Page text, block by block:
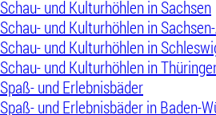
Schau- und Kulturhöhlen in Sachsen
Schau- und Kulturhöhlen in
Schau- und Kulturhöhlen in
Schau- und Kulturhöhlen in
Spaß- und Erlebnisbäder
Spaß- und Erlebnisbäder in Baden-